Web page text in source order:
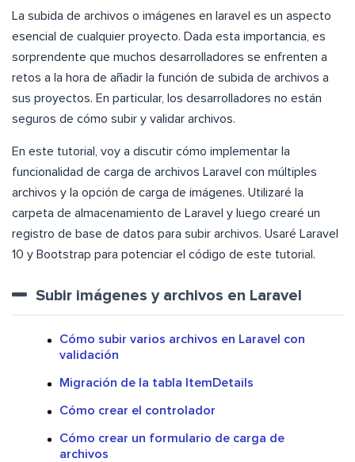
La subida de archivos o imágenes en laravel es un aspecto
esencial de cualquier proyecto. Dada esta importancia, es
sorprendente que muchos desarrolladores se enfrenten a
retos a la hora de añadir la función de subida de archivos a
sus proyectos. En particular, los desarrolladores no están
seguros de cómo subir y validar archivos.
En este tutorial, voy a discutir cómo implementar la
funcionalidad de carga de archivos Laravel con múltiples
archivos y la opción de carga de imágenes. Utilizaré la
carpeta de almacenamiento de Laravel y luego crearé un
registro de base de datos para subir archivos. Usaré Laravel
10 y Bootstrap para potenciar el código de este tutorial.
Subir imágenes y archivos en Laravel
Cómo subir varios archivos en Laravel con
validación
Migración de la tabla ItemDetails
Cómo crear el controlador
Cómo crear un formulario de carga de
archivos